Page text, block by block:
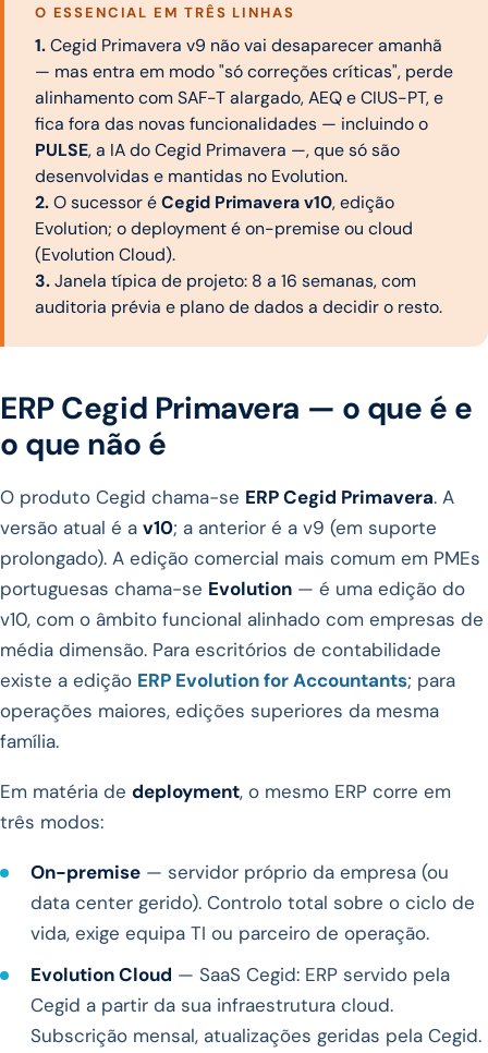
O ESSENCIAL EM TRÊS LINHAS
1.Cegid Primavera v9 não vai desaparecer amanhã
— mas entra em modo "só correções críticas", perde
alinhamento com SAF-T alargado, AEQ e CIUS-PT, e
fica fora das novas funcionalidades — incluindo o
PULSE, a IA do Cegid Primavera —, que só são
desenvolvidas e mantidas no Evolution.
2.O sucessor éCegid Primavera v10, edição
Evolution; o deployment é on-premise ou cloud
(Evolution Cloud).
3.Janela típica de projeto: 8 a 16 semanas, com
auditoria prévia e plano de dados a decidir o resto.
ERP Cegid Primavera — o que é e
o que não é
O produto Cegid chama-se ERP Cegid Primavera. A
versão atual é a v10; a anterior é a v9 (em suporte
prolongado). A edição comercial mais comum em PMEs
portuguesas chama-se Evolution — é uma edição do
v10, com o âmbito funcional alinhado com empresas de
média dimensão. Para escritórios de contabilidade
existe a edição ERP Evolution for Accountants; para
operações maiores, edições superiores da mesma
família.
Em matéria de deployment, o mesmo ERP corre em
três modos:
On-premise — servidor próprio da empresa (ou
data center gerido). Controlo total sobre o ciclo de
vida, exige equipa TI ou parceiro de operação.
Evolution Cloud — SaaS Cegid: ERP servido pela
Cegid a partir da sua infraestrutura cloud.
Subscrição mensal, atualizações geridas pela Cegid.